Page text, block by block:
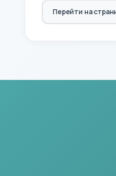
Перейти на